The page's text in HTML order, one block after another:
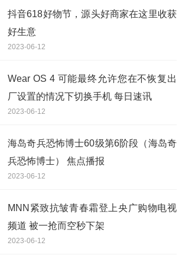
抖音618好物节，源头好商家在这里收获
好生意
2023-06-12
Wear OS 4 可能最终允许您在不恢复出
厂设置的情况下切换手机 每日速讯
2023-06-12
海岛奇兵恐怖博士60级第6阶段（海岛奇
兵恐怖博士） 焦点播报
2023-06-12
MNN紧致抗皱青春霜登上央广购物电视
频道 被一抢而空秒下架
2023-06-12